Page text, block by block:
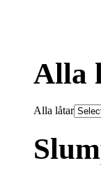
Alla
Alla låtar